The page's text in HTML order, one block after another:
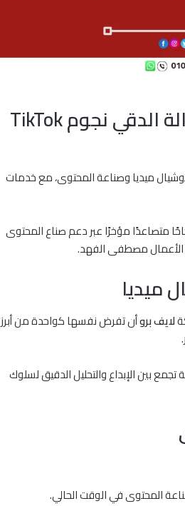
شركة لايف برو بالدقي .. كيف صنعت وكالة الدقي نجوم TikTok
ميديا وصناعة المحتوى، مع خدمات
متصاعدًا مؤخرًا عبر دعم صناع المحتوى
ميديا
لايف بروأن تفرض نفسها كواحدة من أبرز
بين الإبداع والتحليل الدقيق لسلوك